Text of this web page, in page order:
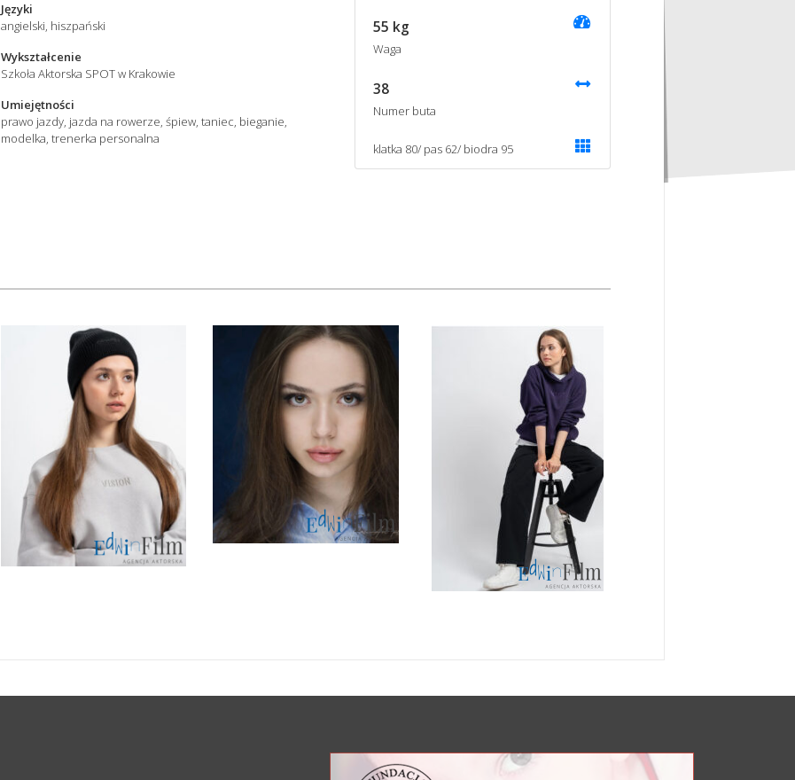
Języki
angielski, hiszpański
Wykształcenie
Szkoła Aktorska SPOT w Krakowie
Umiejętności
prawo jazdy, jazda na rowerze, śpiew, taniec, bieganie,
modelka, trenerka personalna
55 kg
Waga
38
Numer buta
klatka 80/ pas 62/ biodra 95